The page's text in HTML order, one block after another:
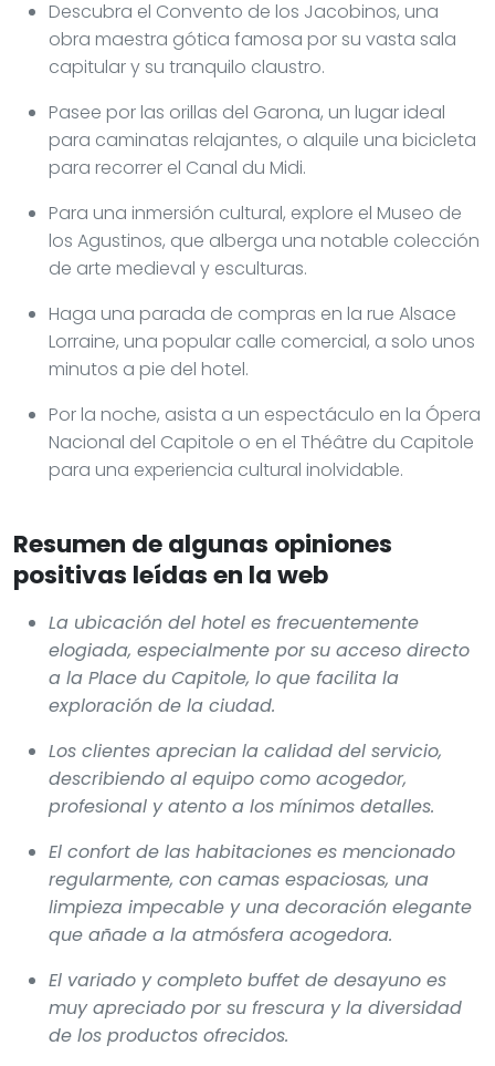
Descubra el Convento de los Jacobinos, una
obra maestra gótica famosa por su vasta sala
capitular y su tranquilo claustro.
Pasee por las orillas del Garona, un lugar ideal
para caminatas relajantes, o alquile una bicicleta
para recorrer el Canal du Midi.
Para una inmersión cultural, explore el Museo de
los Agustinos, que alberga una notable colección
de arte medieval y esculturas.
Haga una parada de compras en la rue Alsace
Lorraine, una popular calle comercial, a solo unos
minutos a pie del hotel.
Por la noche, asista a un espectáculo en la Ópera
Nacional del Capitole o en el Théâtre du Capitole
para una experiencia cultural inolvidable.
Resumen de algunas opiniones
positivas leídas en la web
La ubicación del hotel es frecuentemente
elogiada, especialmente por su acceso directo
a la Place du Capitole, lo que facilita la
exploración de la ciudad.
Los clientes aprecian la calidad del servicio,
describiendo al equipo como acogedor,
profesional y atento a los mínimos detalles.
El confort de las habitaciones es mencionado
regularmente, con camas espaciosas, una
limpieza impecable y una decoración elegante
que añade a la atmósfera acogedora.
El variado y completo buffet de desayuno es
muy apreciado por su frescura y la diversidad
de los productos ofrecidos.